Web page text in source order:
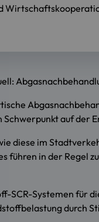
auf
diese im
führen in der
SCR-Systemen für
durch